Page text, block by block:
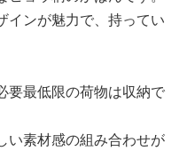
インが魅力で、持ってい
要最低限の荷物は収納で
い素材感の組み合わせが